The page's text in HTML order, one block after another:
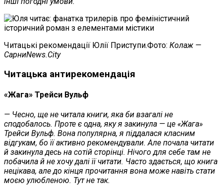
Читацькі рекомендації Юлії Приступи.Фото: Колаж —
СарниNews.City
Читацька антирекомендація
«Жага» Трейси Вульф
— Чесно, ще не читала книги, яка би взагалі не
сподобалось. Проте є одна, яку я закинула — це «Жага»
Трейси Вульф. Вона популярна, я піддалася класним
відгукам, бо її активно рекомендували. Але почала читати
й закинула десь на сотій сторінці. Нічого для себе там не
побачила й не хочу далі її читати. Часто здається, що книга
нецікава, але до кінця прочитання вона може навіть стати
моєю улюбленою. Тут не так.